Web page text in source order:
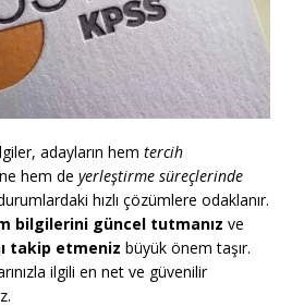
adayların hem tercih
hem de yerleştirme süreçlerinde
hızlı çözümlere odaklanır.
bilgilerini güncel tutmanız ve
takip etmeniz büyük önem taşır.
ilgili en net ve güvenilir